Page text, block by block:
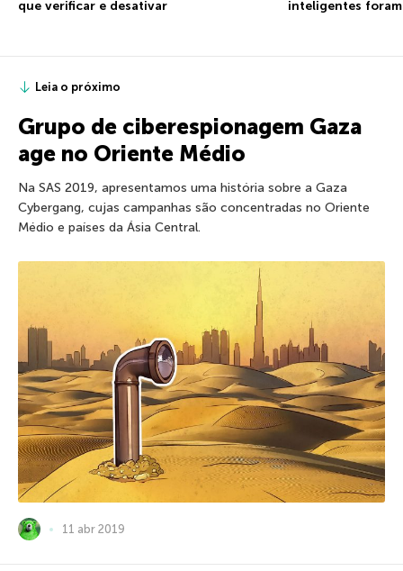
que verificar e desativar inteligentes
Leia o próximo
Grupo de ciberespionagem Gaza
age no Oriente Médio
Na SAS 2019, apresentamos uma história sobre a Gaza
Cybergang, cujas campanhas são concentradas no Oriente
Médio e países da Ásia Central.
11 abr 2019